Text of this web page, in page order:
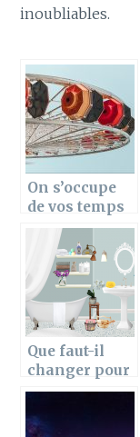
inoubliables.
On s’occupe
de vos temps
libres
Que faut-il
changer pour
rénover votre